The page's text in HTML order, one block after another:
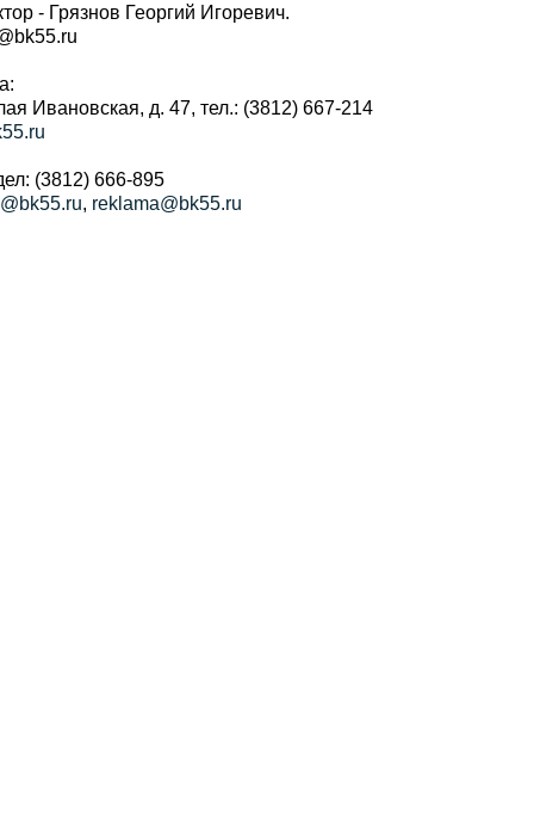
- Грязнов Георгий Игоревич.
Ивановская, д. 47, тел.: (3812) 667-214
(3812) 666-895
, reklama@bk55.ru